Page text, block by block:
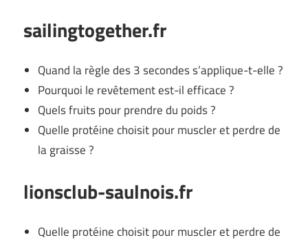
sailingtogether.fr
Quand la règle des 3 secondes s’applique-t-elle ?
Pourquoi le revêtement est-il efficace ?
Quels fruits pour prendre du poids ?
Quelle protéine choisit pour muscler et perdre de
la graisse ?
lionsclub-saulnois.fr
Quelle protéine choisit pour muscler et perdre de